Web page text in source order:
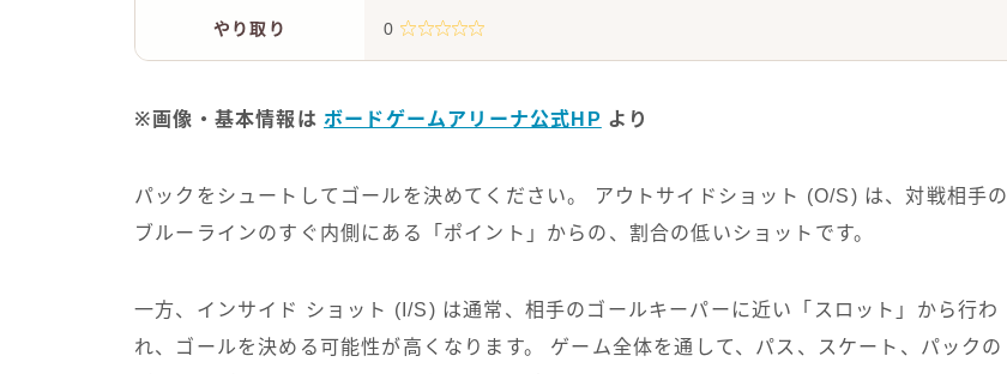
やり取り 0
※画像・基本情報は ボードゲームアリーナ公式HP より
パックをシュートしてゴールを決めてください。 アウトサイドショット (O/S) は、対戦相手の
ブルーラインのすぐ内側にある「ポイント」からの、割合の低いショットです。
一方、インサイド ショット (I/S) は通常、相手のゴールキーパーに近い「スロット」から行わ
れ、ゴールを決める可能性が高くなります。 ゲーム全体を通して、パス、スケート、パックの